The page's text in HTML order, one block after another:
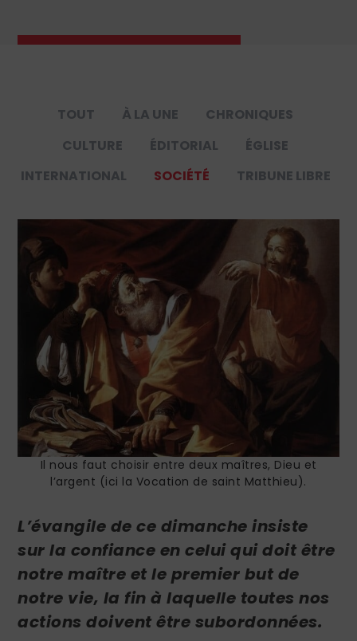
TOUT À LA UNE
CHRONIQUES
CULTURE
ÉDITORIAL
ÉGLISE
INTERNATIONAL
SOCIÉTÉ TRIBUNE LIBRE
Il nous faut choisir entre deux maîtres, Dieu et
l’argent (ici la Vocation de saint Matthieu).
L’évangile de ce dimanche insiste
sur la confiance en celui qui doit être
notre maître et le premier but de
notre vie, la fin à laquelle toutes nos
actions doivent être subordonnées.